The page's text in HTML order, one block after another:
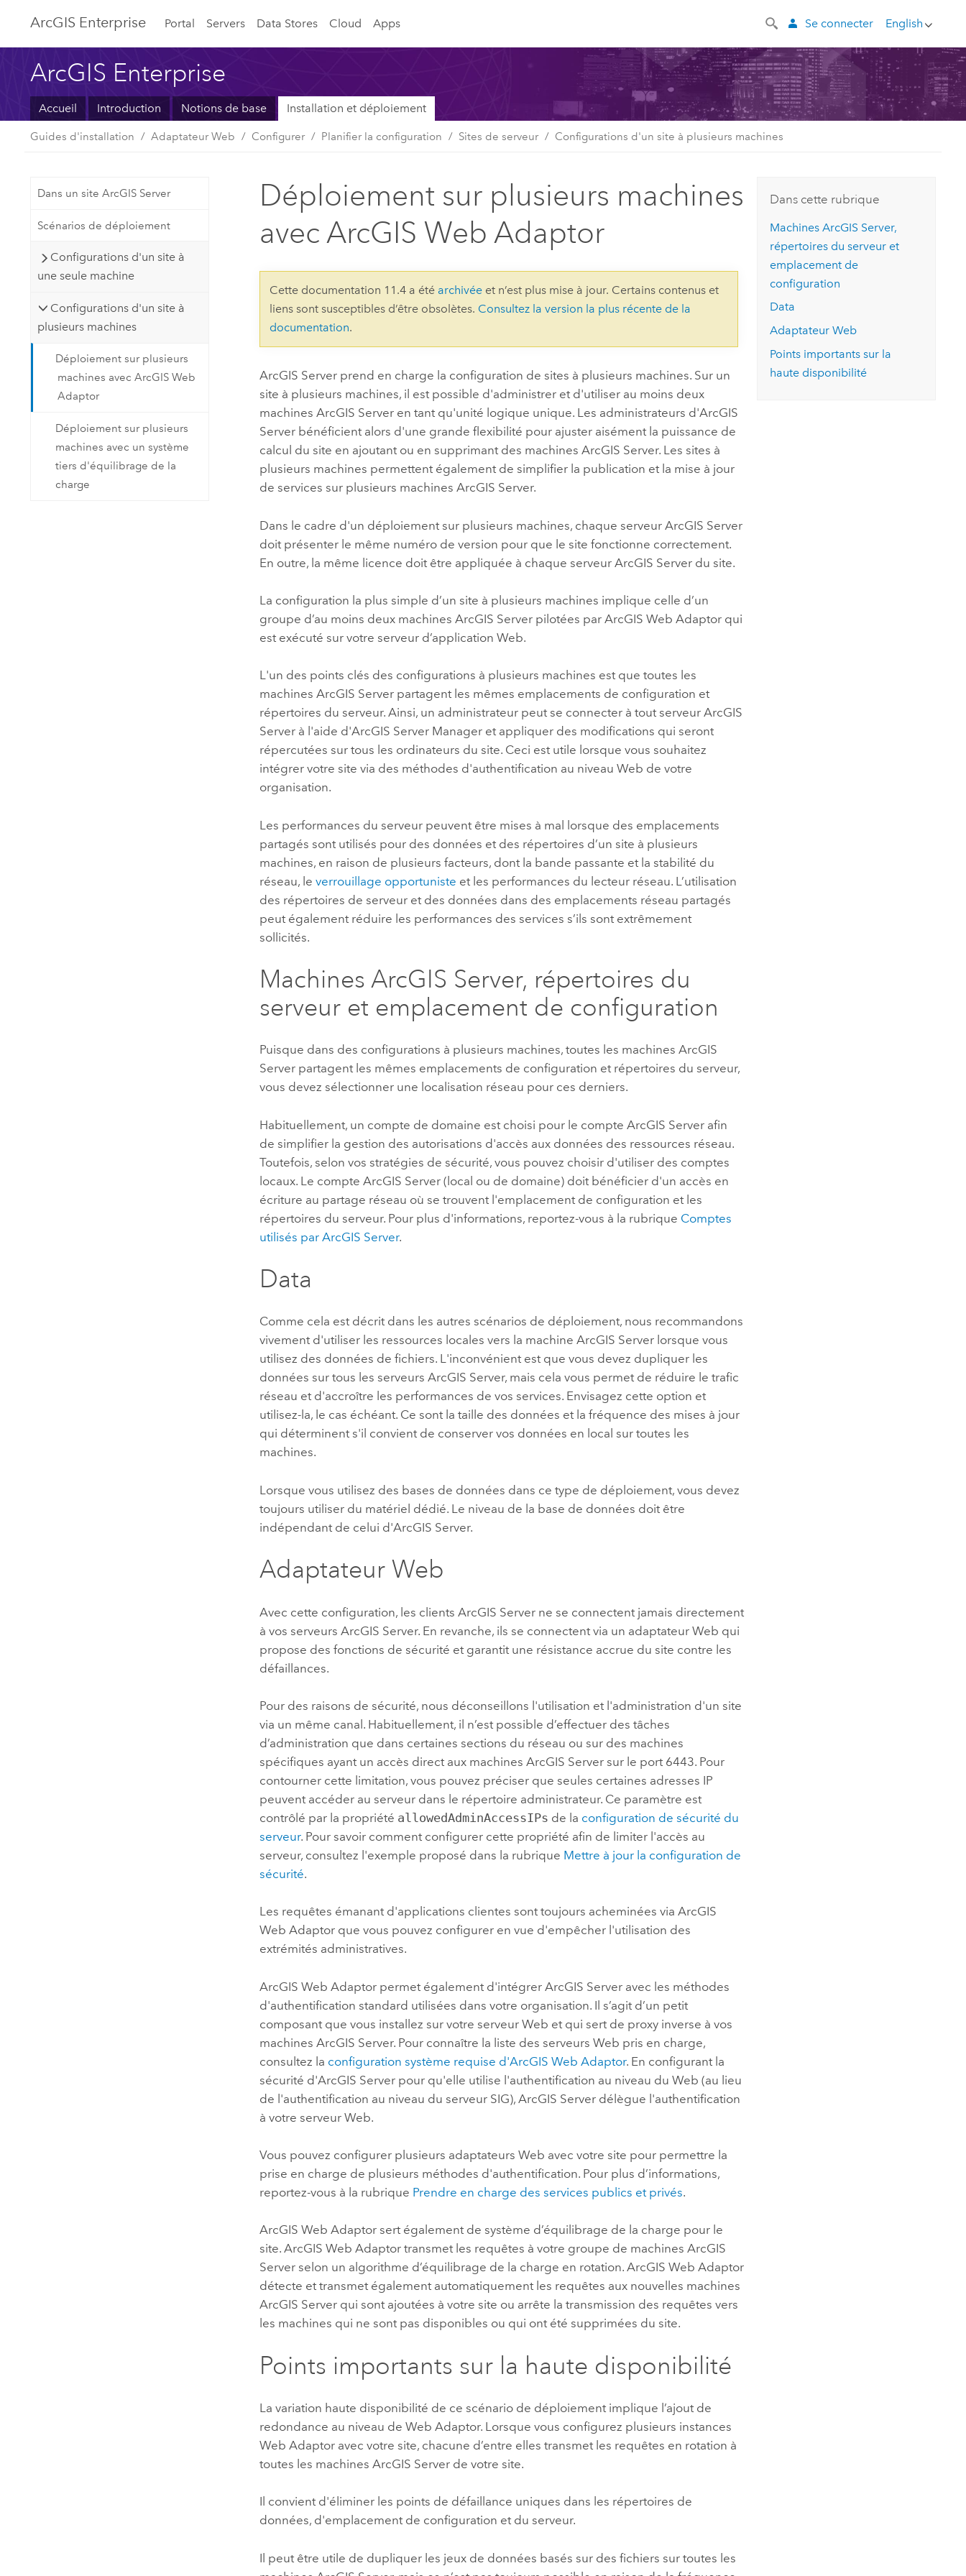
ArcGIS Enterprise Portal Servers Data Stores Cloud Apps English
Se connecter
ArcGIS Enterprise
Accueil Introduction Notions de base Installation et déploiement
Guides d'installation Adaptateur Web Configurer Planifier la configuration Sites de serveur Configurations d'un site à plusieurs machines
Dans un site ArcGIS Server
Scénarios de déploiement
Configurations d'un site à
une seule machine
Configurations d'un site à
plusieurs machines
Déploiement sur plusieurs
machines avec ArcGIS Web
Adaptor
Déploiement sur plusieurs
machines avec un système
tiers d'équilibrage de la
charge
Déploiement sur plusieurs machines
avec ArcGIS Web Adaptor
Cette documentation 11.4 a été archivée et n’est plus mise à jour. Certains contenus et
liens sont susceptibles d’être obsolètes. Consultez la version la plus récente de la
documentation.
ArcGIS Server prend en charge la configuration de sites à plusieurs machines. Sur un
site à plusieurs machines, il est possible d'administrer et d'utiliser au moins deux
machinesArcGIS Server en tant qu'unité logique unique. Les administrateurs d'ArcGIS
Server bénéficient alors d'une grande flexibilité pour ajuster aisément la puissance de
calcul du site en ajoutant ou en supprimant des machinesArcGIS Server. Les sites à
plusieurs machines permettent également de simplifier la publication et la mise à jour
de services sur plusieurs machinesArcGIS Server.
Dans le cadre d'un déploiement sur plusieurs machines, chaque serveurArcGIS Server
doit présenter le même numéro de version pour que le site fonctionne correctement.
En outre, la même licence doit être appliquée à chaque serveurArcGIS Server du site.
La configuration la plus simple d’un site à plusieurs machines implique celle d’un
groupe d’au moins deux machinesArcGIS Server pilotées parArcGIS Web Adaptor qui
est exécuté sur votre serveur d’application Web.
L'un des points clés des configurations à plusieurs machines est que toutes les
machinesArcGIS Server partagent les mêmes emplacements de configuration et
répertoires du serveur. Ainsi, un administrateur peut se connecter à tout serveurArcGIS
Server à l'aide d'ArcGIS Server Manager et appliquer des modifications qui seront
répercutées sur tous les ordinateurs du site. Ceci est utile lorsque vous souhaitez
intégrer votre site via des méthodes d'authentification au niveau Web de votre
organisation.
Les performances du serveur peuvent être mises à mal lorsque des emplacements
partagés sont utilisés pour des données et des répertoires d’un site à plusieurs
machines, en raison de plusieurs facteurs, dont la bande passante et la stabilité du
réseau, leverrouillage opportuniste et les performances du lecteur réseau. L’utilisation
des répertoires de serveur et des données dans des emplacements réseau partagés
peut également réduire les performances des services s’ils sont extrêmement
sollicités.
MachinesArcGIS Server, répertoires du
serveur et emplacement de configuration
Puisque dans des configurations à plusieurs machines, toutes les machinesArcGIS
Server partagent les mêmes emplacements de configuration et répertoires du serveur,
vous devez sélectionner une localisation réseau pour ces derniers.
Habituellement, un compte de domaine est choisi pour le compteArcGIS Server afin
de simplifier la gestion des autorisations d'accès aux données des ressources réseau.
Toutefois, selon vos stratégies de sécurité, vous pouvez choisir d'utiliser des comptes
locaux. Le compteArcGIS Server (local ou de domaine) doit bénéficier d'un accès en
écriture au partage réseau où se trouvent l'emplacement de configuration et les
répertoires du serveur. Pour plus d'informations, reportez-vous à la rubrique Comptes
utilisés parArcGIS Server.
Data
Comme cela est décrit dans les autres scénarios de déploiement, nous recommandons
vivement d'utiliser les ressources locales vers la machineArcGIS Server lorsque vous
utilisez des données de fichiers. L'inconvénient est que vous devez dupliquer les
données sur tous les serveursArcGIS Server, mais cela vous permet de réduire le trafic
réseau et d'accroître les performances de vos services. Envisagez cette option et
utilisez-la, le cas échéant. Ce sont la taille des données et la fréquence des mises à jour
qui déterminent s'il convient de conserver vos données en local sur toutes les
machines.
Lorsque vous utilisez des bases de données dans ce type de déploiement, vous devez
toujours utiliser du matériel dédié. Le niveau de la base de données doit être
indépendant de celui d'ArcGIS Server.
Adaptateur Web
Avec cette configuration, les clientsArcGIS Server ne se connectent jamais directement
à vos serveursArcGIS Server. En revanche, ils se connectent via un adaptateur Web qui
propose des fonctions de sécurité et garantit une résistance accrue du site contre les
défaillances.
Pour des raisons de sécurité, nous déconseillons l'utilisation et l'administration d'un site
via un même canal. Habituellement, il n’est possible d’effectuer des tâches
d’administration que dans certaines sections du réseau ou sur des machines
spécifiques ayant un accès direct aux machinesArcGIS Server sur le port 6443. Pour
contourner cette limitation, vous pouvez préciser que seules certaines adresses IP
peuvent accéder au serveur dans le répertoire administrateur. Ce paramètre est
contrôlé par la propriété allowedAdminAccessIPs de la configuration de sécurité du
serveur. Pour savoir comment configurer cette propriété afin de limiter l'accès au
serveur, consultez l'exemple proposé dans la rubrique Mettre à jour la configuration de
sécurité.
Les requêtes émanant d'applications clientes sont toujours acheminées viaArcGIS
Web Adaptor que vous pouvez configurer en vue d'empêcher l'utilisation des
extrémités administratives.
ArcGIS Web Adaptor permet également d'intégrerArcGIS Server avec les méthodes
d'authentification standard utilisées dans votre organisation. Il s’agit d’un petit
composant que vous installez sur votre serveur Web et qui sert de proxy inverse à vos
machinesArcGIS Server. Pour connaître la liste des serveurs Web pris en charge,
consultez la configuration système requise d'ArcGIS Web Adaptor. En configurant la
sécurité d'ArcGIS Server pour qu'elle utilise l'authentification au niveau du Web (au lieu
de l'authentification au niveau du serveur SIG),ArcGIS Server délègue l'authentification
à votre serveur Web.
Vous pouvez configurer plusieurs adaptateurs Web avec votre site pour permettre la
prise en charge de plusieurs méthodes d'authentification. Pour plus d’informations,
reportez-vous à la rubrique Prendre en charge des services publics et privés.
ArcGIS Web Adaptor sert également de système d’équilibrage de la charge pour le
site.ArcGIS Web Adaptor transmet les requêtes à votre groupe de machinesArcGIS
Server selon un algorithme d’équilibrage de la charge en rotation.ArcGIS Web Adaptor
détecte et transmet également automatiquement les requêtes aux nouvelles machines
ArcGIS Server qui sont ajoutées à votre site ou arrête la transmission des requêtes vers
les machines qui ne sont pas disponibles ou qui ont été supprimées du site.
Points importants sur la haute disponibilité
La variation haute disponibilité de ce scénario de déploiement implique l’ajout de
redondance au niveau de Web Adaptor. Lorsque vous configurez plusieurs instances
Web Adaptor avec votre site, chacune d’entre elles transmet les requêtes en rotation à
toutes les machinesArcGIS Server de votre site.
Il convient d'éliminer les points de défaillance uniques dans les répertoires de
données, d'emplacement de configuration et du serveur.
Il peut être utile de dupliquer les jeux de données basés sur des fichiers sur toutes les
Dans cette rubrique
MachinesArcGIS Server,
répertoires du serveur et
emplacement de
configuration
Data
Adaptateur Web
Points importants sur la
haute disponibilité